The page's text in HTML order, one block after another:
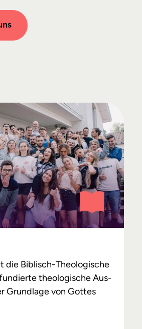
die Biblisch-Theologische
theologische Aus­
Grundlage von Gottes